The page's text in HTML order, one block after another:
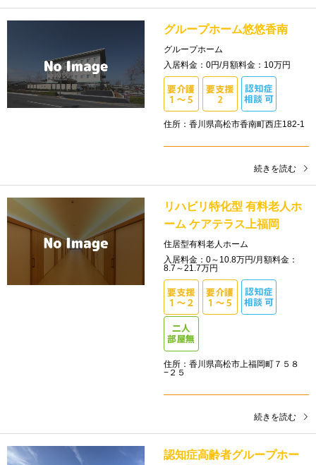
グループホーム悠悠香南
グループホーム
入居料金：0円/月額料金：10万円
住所：香川県高松市香南町西庄182-1
続きを読む
リハビリ特化型 有料老人ホ
ーム ケアテラス上福岡
住居型有料老人ホーム
入居料金：0～10.8万円/月額料金：
8.7～21.7万円
住所：香川県高松市上福岡町７５８
−２５
続きを読む
認知症高齢者グループホー